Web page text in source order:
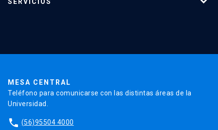
MESA CENTRAL
Teléfono para comunicarse con las distintas áreas de la
Universidad.
phone (56)95504 4000